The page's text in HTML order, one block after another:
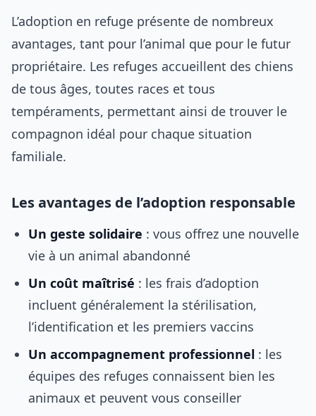
L’adoption en refuge présente de nombreux
avantages, tant pour l’animal que pour le futur
propriétaire. Les refuges accueillent des chiens
de tous âges, toutes races et tous
tempéraments, permettant ainsi de trouver le
compagnon idéal pour chaque situation
familiale.
Les avantages de l’adoption responsable
Un geste solidaire : vous offrez une nouvelle
vie à un animal abandonné
Un coût maîtrisé : les frais d’adoption
incluent généralement la stérilisation,
l’identification et les premiers vaccins
Un accompagnement professionnel : les
équipes des refuges connaissent bien les
animaux et peuvent vous conseiller